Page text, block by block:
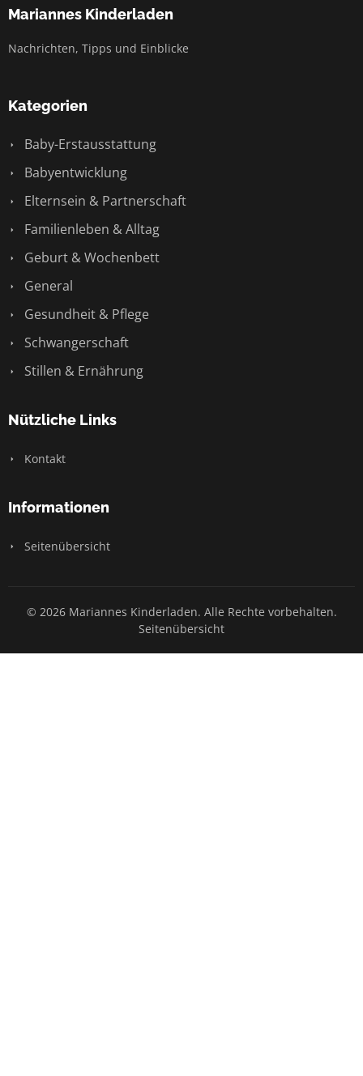
Mariannes Kinderladen
Nachrichten, Tipps und Einblicke
Kategorien
Baby-Erstausstattung
Babyentwicklung
Elternsein & Partnerschaft
Familienleben & Alltag
Geburt & Wochenbett
General
Gesundheit & Pflege
Schwangerschaft
Stillen & Ernährung
Nützliche Links
Kontakt
Informationen
Seitenübersicht
© 2026 Mariannes Kinderladen. Alle Rechte vorbehalten.
Seitenübersicht